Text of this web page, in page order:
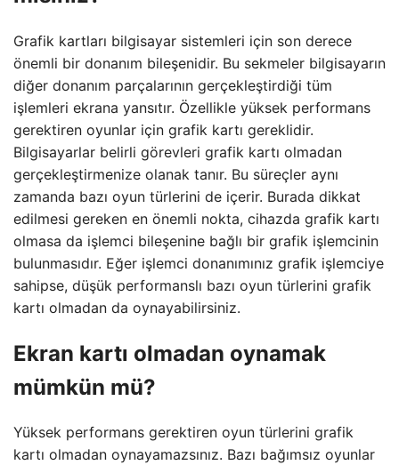
Grafik kartları bilgisayar sistemleri için son derece
önemli bir donanım bileşenidir. Bu sekmeler bilgisayarın
diğer donanım parçalarının gerçekleştirdiği tüm
işlemleri ekrana yansıtır. Özellikle yüksek performans
gerektiren oyunlar için grafik kartı gereklidir.
Bilgisayarlar belirli görevleri grafik kartı olmadan
gerçekleştirmenize olanak tanır. Bu süreçler aynı
zamanda bazı oyun türlerini de içerir. Burada dikkat
edilmesi gereken en önemli nokta, cihazda grafik kartı
olmasa da işlemci bileşenine bağlı bir grafik işlemcinin
bulunmasıdır. Eğer işlemci donanımınız grafik işlemciye
sahipse, düşük performanslı bazı oyun türlerini grafik
kartı olmadan da oynayabilirsiniz.
Ekran kartı olmadan oynamak
mümkün mü?
Yüksek performans gerektiren oyun türlerini grafik
kartı olmadan oynayamazsınız. Bazı bağımsız oyunlar